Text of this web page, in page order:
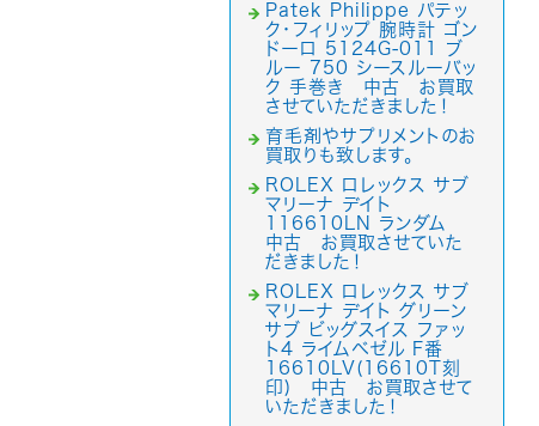
Patek Philippe パテッ
ク・フィリップ 腕時計 ゴン
ドーロ 5124G-011 ブ
ルー 750 シースルーバッ
ク 手巻き 中古 お買取
させていただきました！
育毛剤やサプリメントのお
買取りも致します。
ROLEX ロレックス サブ
マリーナ デイト
116610LN ランダム
中古 お買取させていた
だきました！
ROLEX ロレックス サブ
マリーナ デイト グリーン
サブ ビッグスイス ファッ
ト4 ライムベゼル F番
16610LV(16610T刻
印) 中古 お買取させて
いただきました！